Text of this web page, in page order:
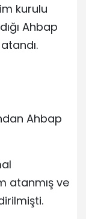
kurulu
Ahbap
Ahbap
atanmış ve